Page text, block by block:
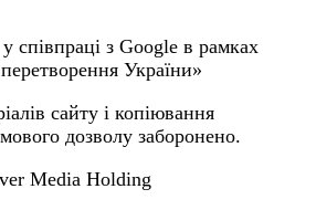
співпраці з Google в рамках
України»
сайту і копіювання
дозволу заборонено.
Media Holding